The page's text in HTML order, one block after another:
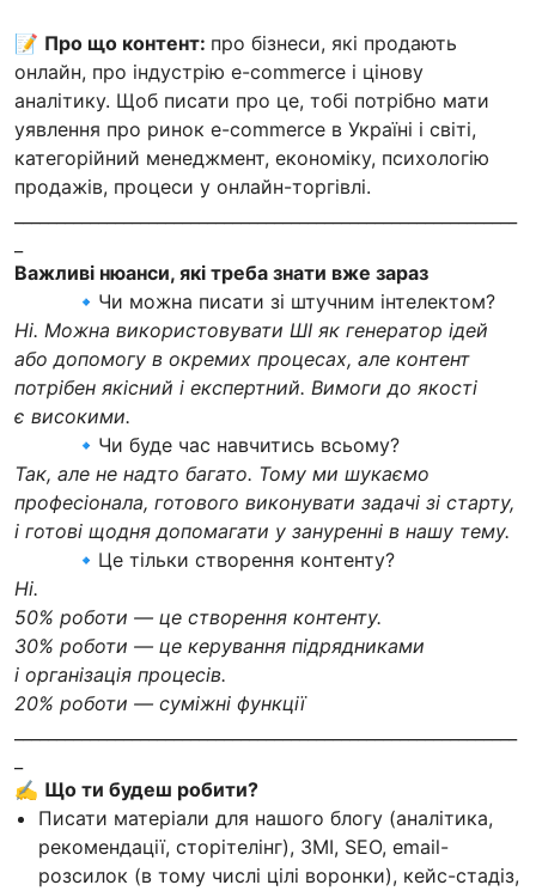
📝 Про що контент: про бізнеси, які продають
онлайн, про індустрію e-commerce і цінову
аналітику. Щоб писати про це, тобі потрібно мати
уявлення про ринок e-commerce в Україні і світі,
категорійний менеджмент, економіку, психологію
продажів, процеси у онлайн-торгівлі.
Важливі нюанси, які треба знати вже зараз
🔹Чи можна писати зі штучним інтелектом?
Ні. Можна використовувати ШІ як генератор ідей
або допомогу в окремих процесах, але контент
потрібен якісний і експертний. Вимоги до якості
є високими.
🔹Чи буде час навчитись всьому?
Так, але не надто багато. Тому ми шукаємо
професіонала, готового виконувати задачі зі старту,
і готові щодня допомагати у зануренні в нашу тему.
🔹Це тільки створення контенту?
Ні.
50% роботи — це створення контенту.
30% роботи — це керування підрядниками
і організація процесів.
20% роботи — суміжні функції
✍️ Що ти будеш робити?
Писати матеріали для нашого блогу (аналітика,
рекомендації, сторітелінг), ЗМІ, SEO, email-
розсилок (в тому числі цілі воронки), кейс-стадіз,